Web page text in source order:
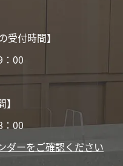
受付時間】
00
】
：00
ダーをご確認ください